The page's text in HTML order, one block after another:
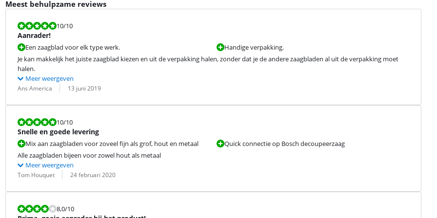
Meest behulpzame reviews
Beoordeling is 10 van de 10.
10/10
Aanrader!
Een zaagblad voor elk type werk.
Handige verpakking.
Je kan makkelijk het juiste zaagblad kiezen en uit de verpakking halen, zonder dat je de andere zaagbladen al uit de verpakking moet
halen.
Meer weergeven
Beoordeling door:
Ans America
Datum: 13 juni 2019
Beoordeling is 10 van de 10.
10/10
Snelle en goede levering
Mix aan zaagbladen voor zoveel fijn als grof, hout en metaal
Quick connectie op Bosch decoupeerzaag
Alle zaagbladen bijeen voor zowel hout als metaal
Meer weergeven
Beoordeling door:
Tom Houquet
Datum: 24 februari 2020
Beoordeling is 8,0 van de 10.
8,0/10